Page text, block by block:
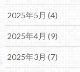
2025年5月 (4)
2025年4月 (9)
2025年3月 (7)